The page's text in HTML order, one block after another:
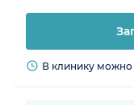
В клинику можно